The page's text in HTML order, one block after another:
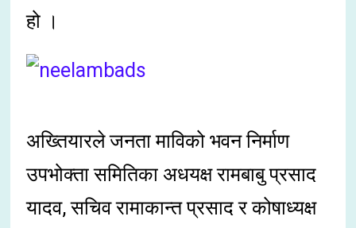
हो ।
अख्तियारले जनता माविको भवन निर्माण
उपभोक्ता समितिका अधयक्ष रामबाबु प्रसाद
यादव, सचिव रामाकान्त प्रसाद र कोषाध्यक्ष